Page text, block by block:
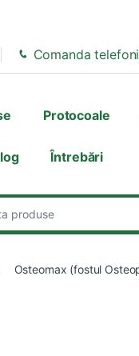
Comanda
Protocoale
Întrebări
Osteomax (fostul